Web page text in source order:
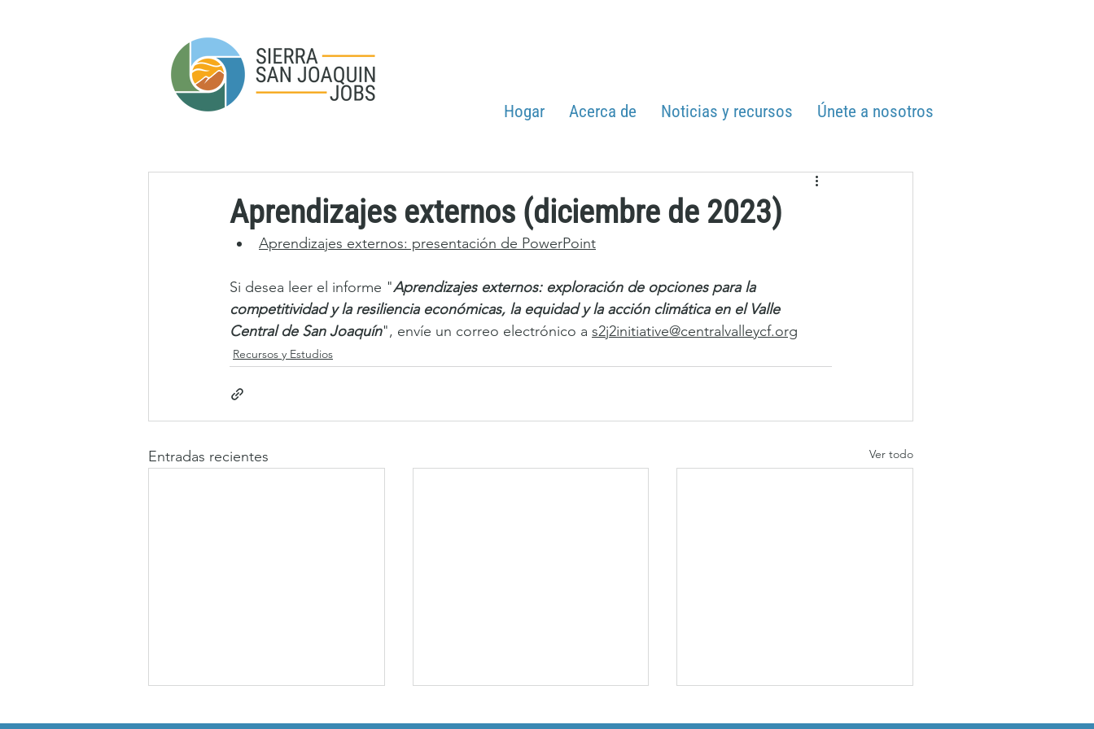
Hogar Acerca de Noticias y recursos Únete a nosotros
Aprendizajes externos (diciembre de 2023)
Aprendizajes externos: presentación de PowerPoint
Si desea leer el informe "Aprendizajes externos: exploración de opciones para la
competitividad y la resiliencia económicas, la equidad y la acción climática en el Valle
Central de San Joaquín", envíe un correo electrónico a s2j2initiative@centralvalleycf.org
Recursos y Estudios
Entradas recientes Ver todo